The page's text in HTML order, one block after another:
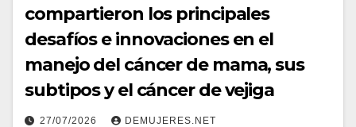
compartieron los principales
desafíos e innovaciones en el
manejo del cáncer de mama, sus
subtipos y el cáncer de vejiga
27/07/2026 DEMUJERES.NET